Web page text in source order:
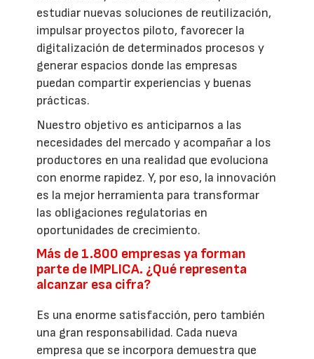
estudiar nuevas soluciones de reutilización,
impulsar proyectos piloto, favorecer la
digitalización de determinados procesos y
generar espacios donde las empresas
puedan compartir experiencias y buenas
prácticas.
Nuestro objetivo es anticiparnos a las
necesidades del mercado y acompañar a los
productores en una realidad que evoluciona
con enorme rapidez. Y, por eso, la innovación
es la mejor herramienta para transformar
las obligaciones regulatorias en
oportunidades de crecimiento.
Más de 1.800 empresas ya forman
parte de IMPLICA. ¿Qué representa
alcanzar esa cifra?
Es una enorme satisfacción, pero también
una gran responsabilidad. Cada nueva
empresa que se incorpora demuestra que